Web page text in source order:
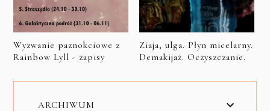
Wyzwanie paznokciowe z
Rainbow Lyll - zapisy
Ziaja, ulga. Płyn micelarny.
Demakijaż. Oczyszczanie.
ARCHIWUM